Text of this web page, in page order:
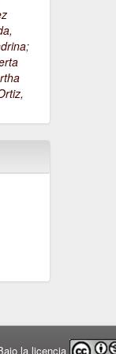
;
la licencia